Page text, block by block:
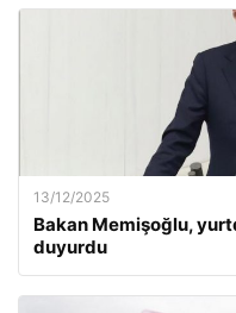
13/12/2025
Bakan Memişoğlu,
duyurdu